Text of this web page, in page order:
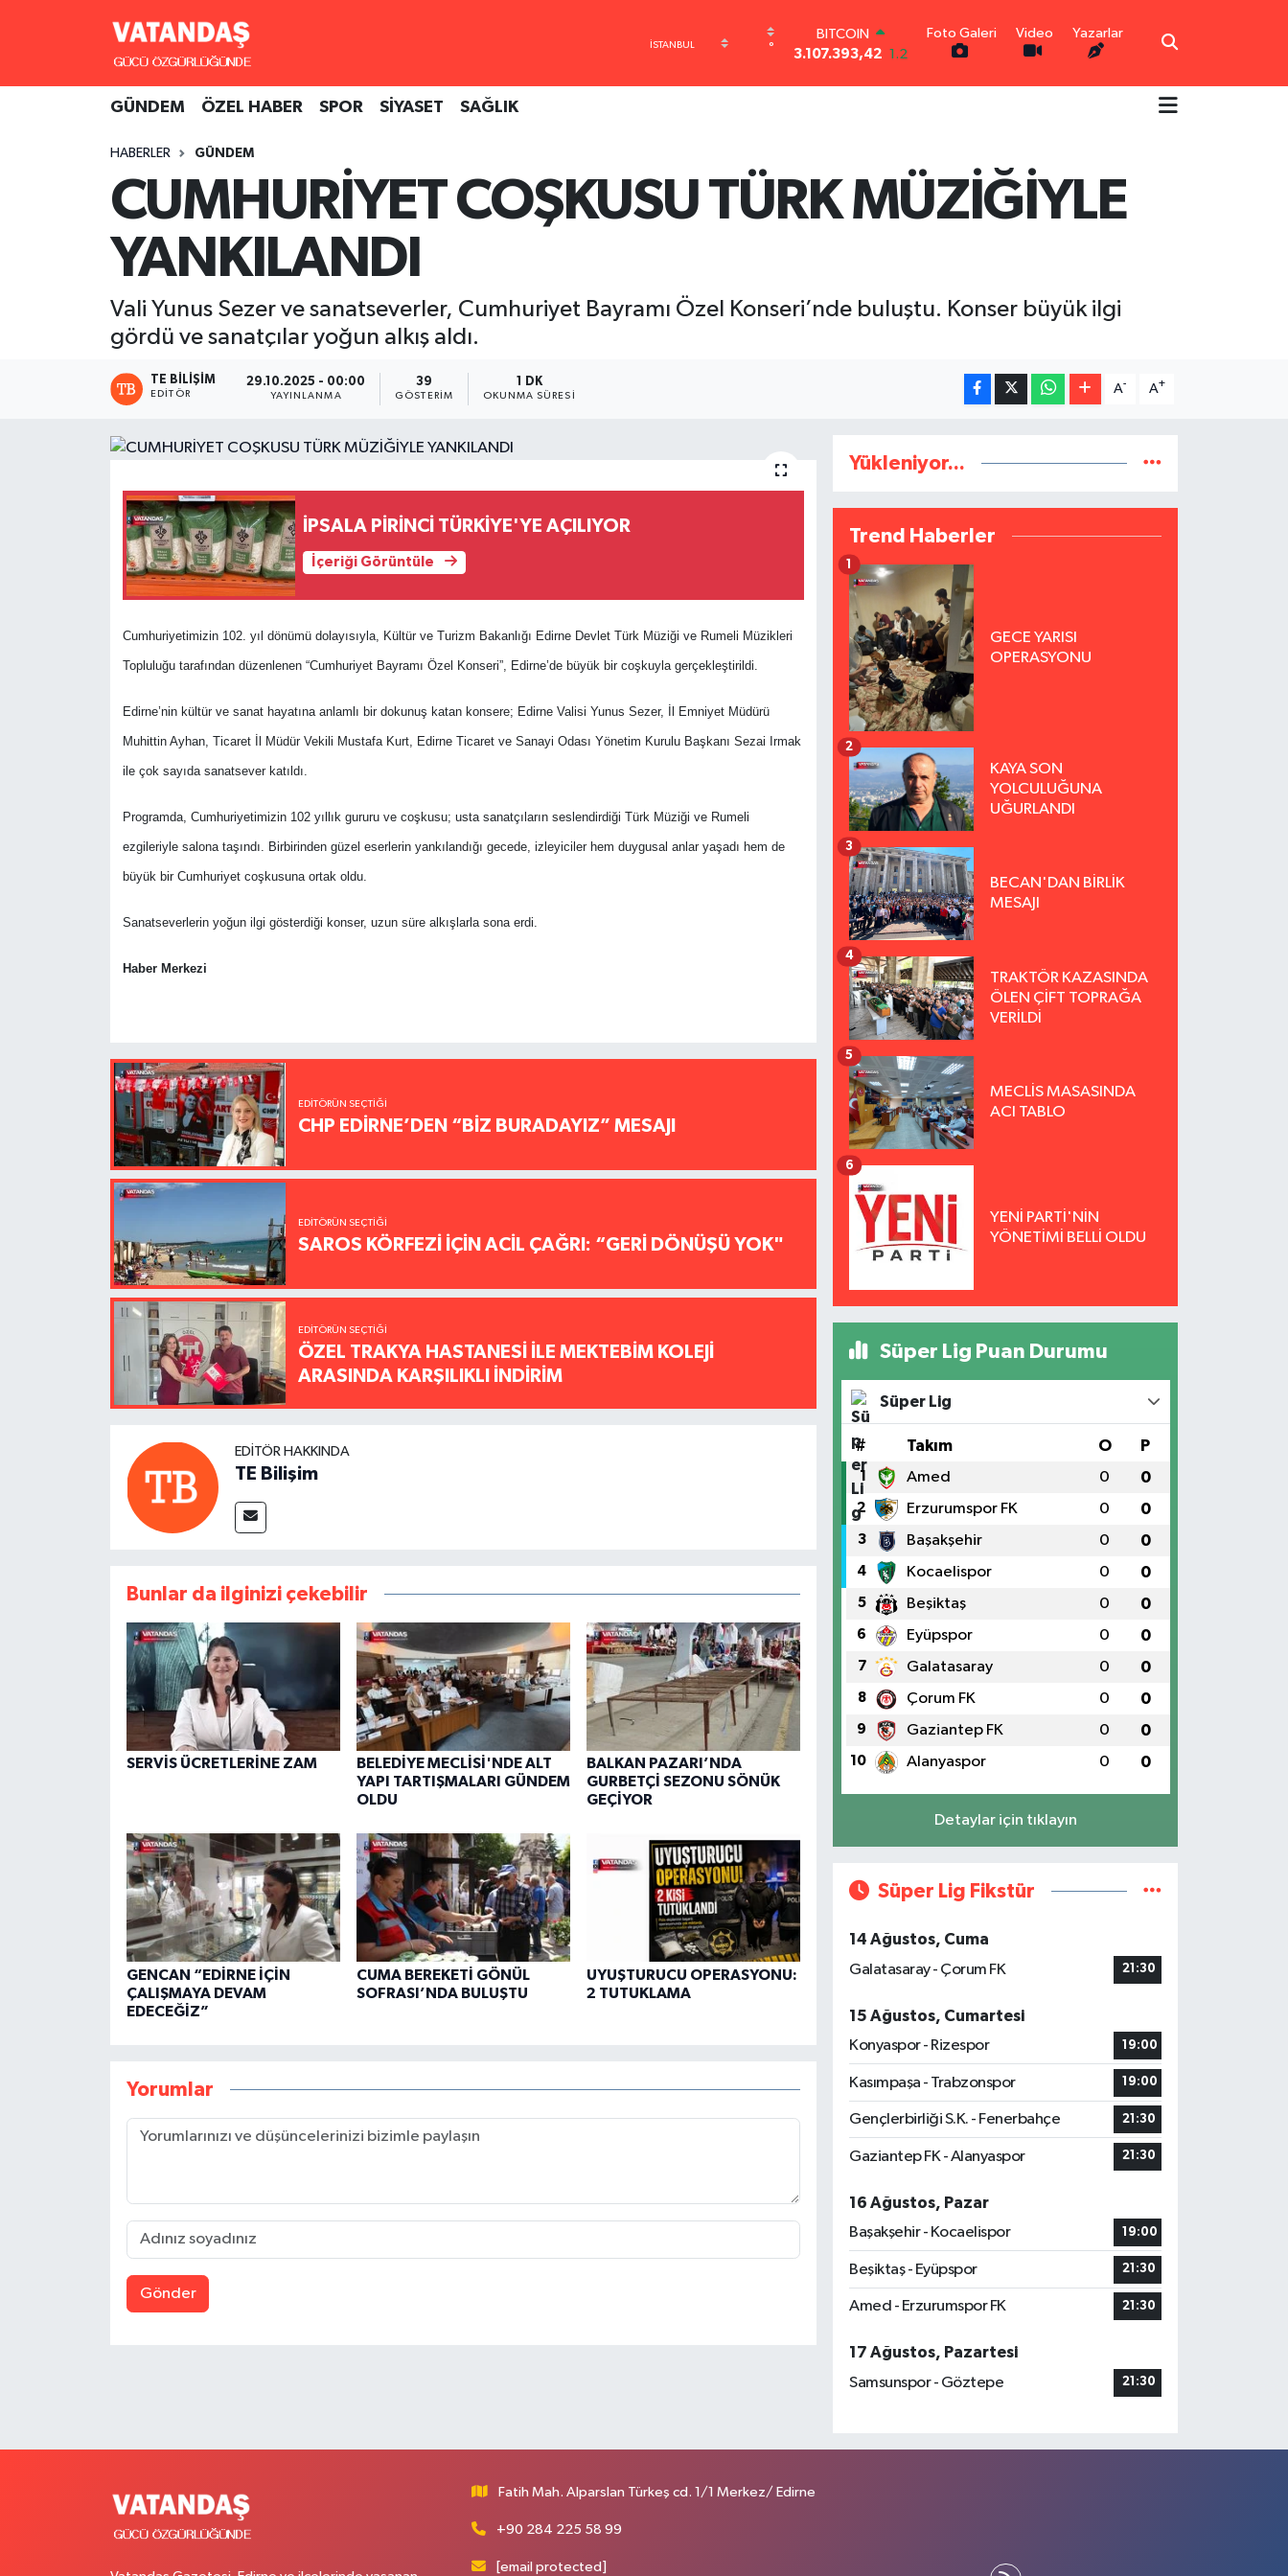
°
BITCOIN
3.107.393,42 1.2
GRAM ALTIN
6618.49 2.12
Foto Galeri Video Yazarlar
GÜNDEM ÖZEL HABER SPOR SİYASET SAĞLIK
HABERLER GÜNDEM
CUMHURİYET COŞKUSU TÜRK MÜZİĞİYLE
YANKILANDI
Vali Yunus Sezer ve sanatseverler, Cumhuriyet Bayramı Özel Konseri’nde buluştu. Konser büyük ilgi
gördü ve sanatçılar yoğun alkış aldı.
TE BILIŞIM
EDITÖR
29.10.2025 - 00:00
YAYINLANMA
39
GÖSTERIM
1 DK
OKUNMA SÜRESI
A- A+
İPSALA PİRİNCİ TÜRKİYE'YE AÇILIYOR
İçeriği Görüntüle
Cumhuriyetimizin 102. yıl dönümü dolayısıyla, Kültür ve Turizm Bakanlığı Edirne Devlet Türk Müziği ve Rumeli Müzikleri
Topluluğu tarafından düzenlenen “Cumhuriyet Bayramı Özel Konseri”, Edirne’de büyük bir coşkuyla gerçekleştirildi.
Edirne’nin kültür ve sanat hayatına anlamlı bir dokunuş katan konsere; Edirne Valisi Yunus Sezer, İl Emniyet Müdürü
Muhittin Ayhan, Ticaret İl Müdür Vekili Mustafa Kurt, Edirne Ticaret ve Sanayi Odası Yönetim Kurulu Başkanı Sezai Irmak
ile çok sayıda sanatsever katıldı.
Programda, Cumhuriyetimizin 102 yıllık gururu ve coşkusu; usta sanatçıların seslendirdiği Türk Müziği ve Rumeli
ezgileriyle salona taşındı. Birbirinden güzel eserlerin yankılandığı gecede, izleyiciler hem duygusal anlar yaşadı hem de
büyük bir Cumhuriyet coşkusuna ortak oldu.
Sanatseverlerin yoğun ilgi gösterdiği konser, uzun süre alkışlarla sona erdi.
Haber Merkezi
EDITÖRÜN SEÇTIĞI
CHP EDİRNE’DEN “BİZ BURADAYIZ” MESAJI
EDITÖRÜN SEÇTIĞI
SAROS KÖRFEZİ İÇİN ACİL ÇAĞRI: “GERİ DÖNÜŞÜ YOK"
EDITÖRÜN SEÇTIĞI
ÖZEL TRAKYA HASTANESİ İLE MEKTEBİM KOLEJİ
ARASINDA KARŞILIKLI İNDİRİM
EDITÖR HAKKINDA
TE Bilişim
Bunlar da ilginizi çekebilir
SERVİS ÜCRETLERİNE ZAM
BELEDİYE MECLİSİ'NDE ALT
YAPI TARTIŞMALARI GÜNDEM
OLDU
BALKAN PAZARI’NDA
GURBETÇİ SEZONU SÖNÜK
GEÇİYOR
GENCAN “EDİRNE İÇİN
ÇALIŞMAYA DEVAM
EDECEĞİZ”
CUMA BEREKETİ GÖNÜL
SOFRASI’NDA BULUŞTU
UYUŞTURUCU OPERASYONU:
2 TUTUKLAMA
Yorumlar
Gönder
Yükleniyor...
Trend Haberler
GECE YARISI
OPERASYONU
1
KAYA SON
YOLCULUĞUNA
UĞURLANDI
2
BECAN'DAN BİRLİK
MESAJI
3
TRAKTÖR KAZASINDA
ÖLEN ÇİFT TOPRAĞA
VERİLDİ
4
MECLİS MASASINDA
ACI TABLO
5
YENİ PARTİ'NİN
YÖNETİMİ BELLİ OLDU
6
Süper Lig Puan Durumu
Süper Lig
# Takım O P
1 Amed 0 0
2 Erzurumspor FK 0 0
3 Başakşehir 0 0
4 Kocaelispor 0 0
5 Beşiktaş 0 0
6 Eyüpspor 0 0
7 Galatasaray 0 0
8 Çorum FK 0 0
9 Gaziantep FK 0 0
10 Alanyaspor 0 0
Detaylar için tıklayın
Süper Lig Fikstür
14 Ağustos, Cuma
Galatasaray - Çorum FK
21:30
15 Ağustos, Cumartesi
Konyaspor - Rizespor
19:00
Kasımpaşa - Trabzonspor 19:00
Gençlerbirliği S.K. - Fenerbahçe 21:30
Gaziantep FK - Alanyaspor 21:30
16 Ağustos, Pazar
Başakşehir - Kocaelispor
19:00
Beşiktaş - Eyüpspor 21:30
Amed - Erzurumspor FK 21:30
17 Ağustos, Pazartesi
Samsunspor - Göztepe
21:30
Fatih Mah. Alparslan Türkeş cd. 1/1 Merkez/ Edirne
+90 284 225 58 99
[email protected]
GÜNDEM
SİYASET
Hava Durumu
Tüm Manşetler
Son Dakika Haberleri
Haber Arşivi